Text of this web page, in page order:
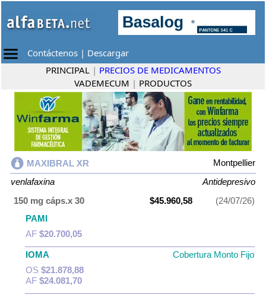
Contáctenos | Descargar
PRINCIPAL | PRECIOS DE MEDICAMENTOS
VADEMECUM | PRODUCTOS
MAXIBRAL XR
Montpellier
venlafaxina
Antidepresivo
150 mg cáps.x 30
$45.960,58
(24/07/26)
PAMI
AF $20.700,05
IOMA
Cobertura Monto Fijo
OS $21.878,88
AF $24.081,70